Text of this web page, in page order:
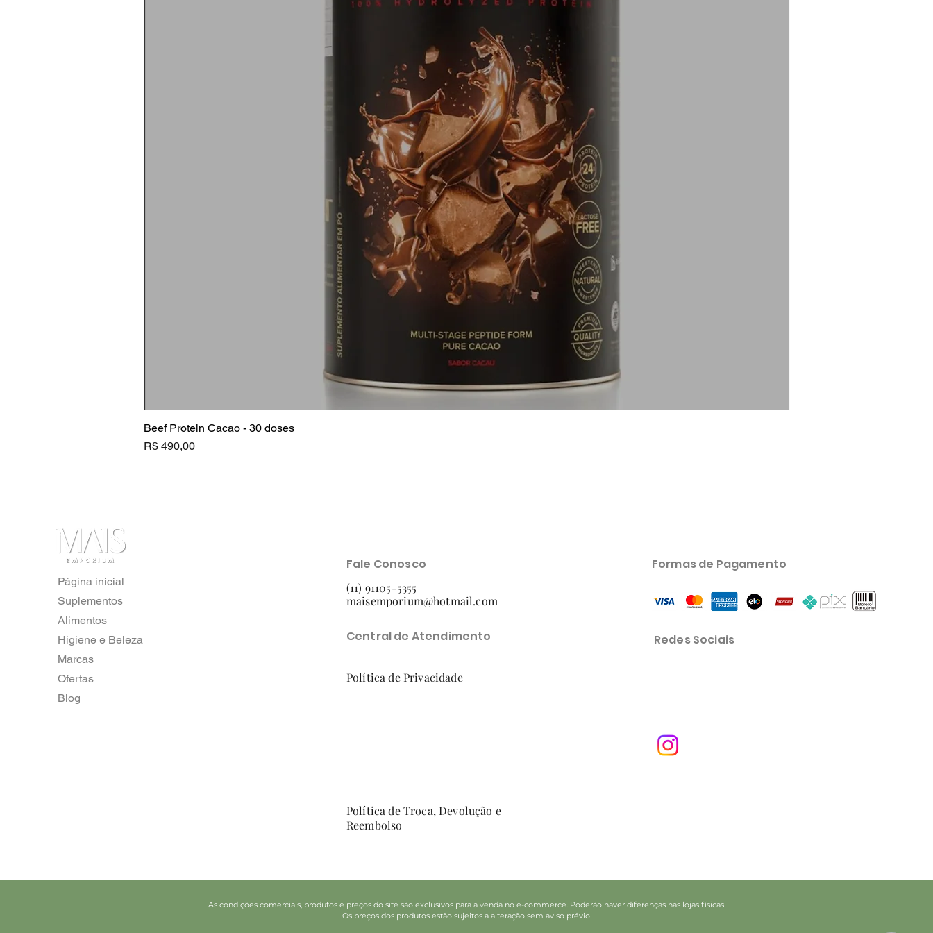
Beef Protein Cacao - 30 doses
Preço
R$ 490,00
Página inicial
Suplementos
Alimentos
Higiene e Beleza
Marcas
Ofertas
Blog
Fale Conosco
(11) 91105-5355
maisemporium@hotmail.com
Central de Atendimento
Formas de Pagamento
Redes Sociais
Política de Privacidade
Política de Troca, Devolução e
Reembolso
As condições comerciais, produtos e preços do site são exclusivos para a venda no e-commerce. Poderão haver diferenças nas lojas físicas.
Os preços dos produtos estão sujeitos a alteração sem aviso prévio.